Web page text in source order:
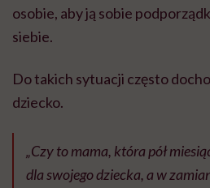
osobie, aby ją sobie
siebie.
Do takich sytuacji często
dziecko.
„Czy to mama, która pół
dla swojego dziecka, a w